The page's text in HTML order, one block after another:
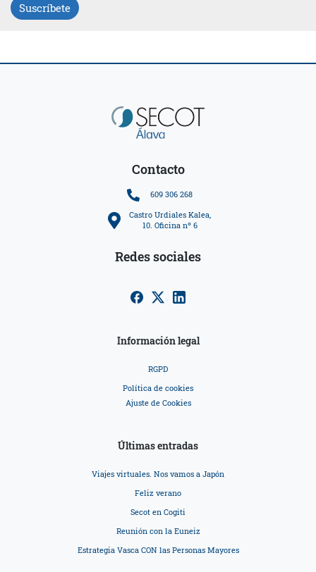
Suscríbete
Contacto
609 306 268
Castro Urdiales Kalea,
10. Oficina nº 6
Redes sociales
Información legal
RGPD
Política de cookies
Ajuste de Cookies
Últimas entradas
Viajes virtuales. Nos vamos a Japón
Feliz verano
Secot en Cogiti
Reunión con la Euneiz
Estrategia Vasca CON las Personas Mayores